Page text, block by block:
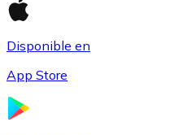
Disponible en
App Store